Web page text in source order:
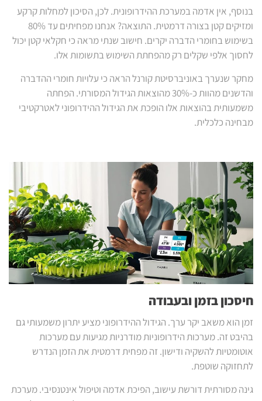
בנוסף, אין אדמה במערכת ההידרופונית. לכן, הסיכון למחלות קרקע
ומזיקים קטן בצורה דרמטית. התוצאה? אנחנו מפחיתים עד 80%
בשימוש בחומרי הדברה יקרים. חישוב שנתי מראה כי חקלאי קטן יכול
לחסוך אלפי שקלים רק מהפחתת השימוש בתשומות אלו.
מחקר שנערך באוניברסיטת קורנל הראה כי עלויות חומרי ההדברה
והדשנים מהוות כ-30% מהוצאות הגידול המסורתי. הפחתה
משמעותית בהוצאות אלו הופכת את הגידול ההידרופוני לאטרקטיבי
מבחינה כלכלית.
חיסכון בזמן ובעבודה
זמן הוא משאב יקר ערך. הגידול ההידרופוני מציע יתרון משמעותי גם
בהיבט זה. מערכות הידרופוניות מודרניות מגיעות עם מערכות
אוטומטיות להשקיה ודישון. זה מפחית דרמטית את הזמן הנדרש
לתחזוקה שוטפת.
גינה מסורתית דורשת עישוב, הפיכת אדמה וטיפול אינטנסיבי. מערכת